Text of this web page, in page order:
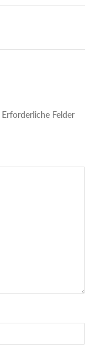
Erforderliche Felder